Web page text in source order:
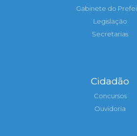
Gabinete do
Legislação
Secretarias
Cidadão
Concursos
Ouvidoria